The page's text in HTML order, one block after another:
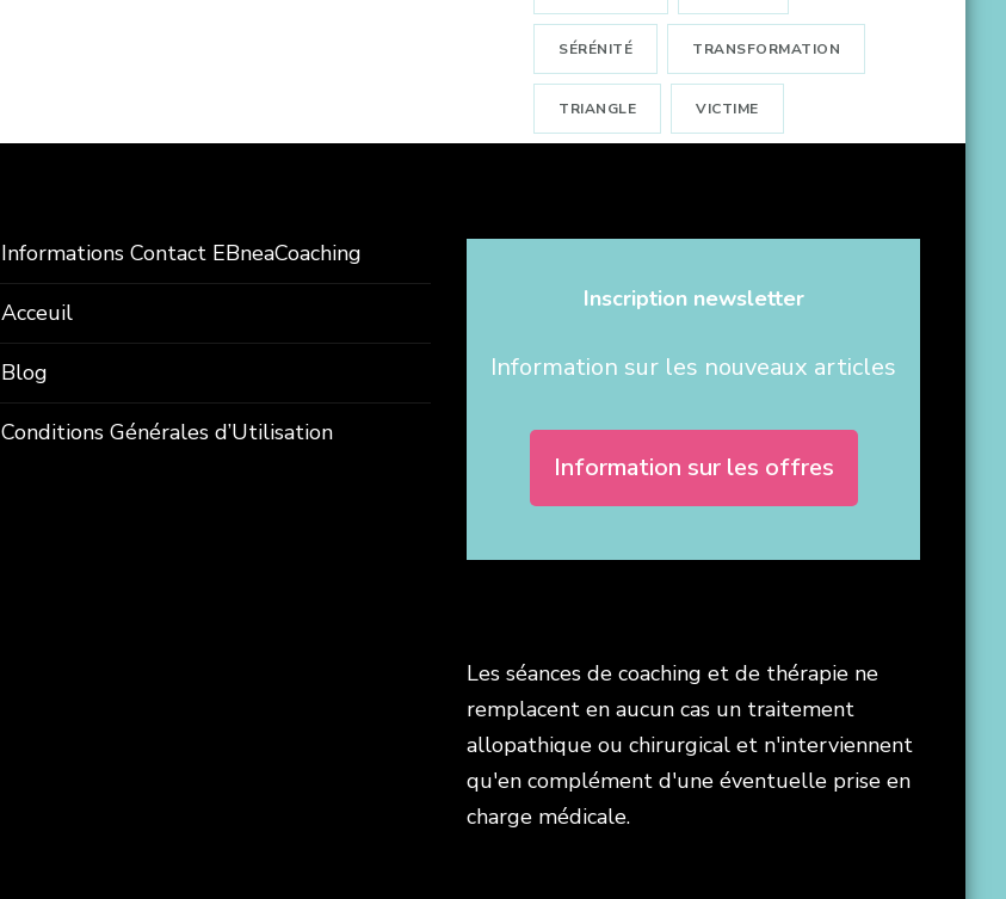
SÉRÉNITÉ TRANSFORMATION
TRIANGLE VICTIME
Informations Contact EBneaCoaching
Acceuil
Blog
Conditions Générales d’Utilisation
Inscription newsletter
Information sur les nouveaux articles
Information sur les offres
Les séances de coaching et de thérapie ne
remplacent en aucun cas un traitement
allopathique ou chirurgical et n'interviennent
qu'en complément d'une éventuelle prise en
charge médicale.